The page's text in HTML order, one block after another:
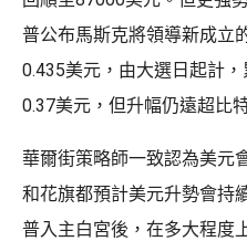
普公布馬斯克將領導新成立
0.435美元，由大選日起計
0.37美元，但升幅仍遠超比
華爾街策略師一致認為美元
和花旗都預計美元升勢會持
普入主白宮後，在多大程度